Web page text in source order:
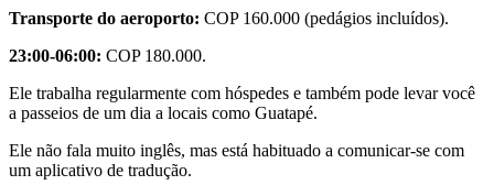
Transporte do aeroporto: COP 160.000 (pedágios incluídos).
23:00-06:00: COP 180.000.
Ele trabalha regularmente com hóspedes e também pode levar você
a passeios de um dia a locais como Guatapé.
Ele não fala muito inglês, mas está habituado a comunicar-se com
um aplicativo de tradução.